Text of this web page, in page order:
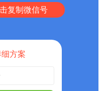
复制微信号
方案